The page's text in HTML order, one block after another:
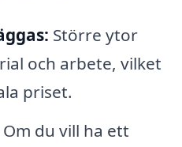
Större ytor
och arbete, vilket
priset.
Om du vill ha ett